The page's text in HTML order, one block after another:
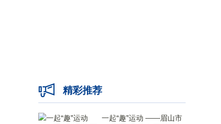
精彩推荐
一起“趣”运动 ——眉山市